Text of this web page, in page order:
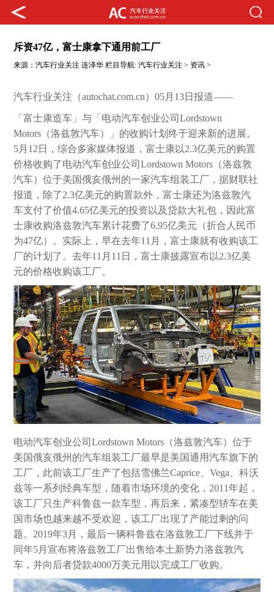
斥资47亿，富士康拿下通用前工厂
来源：汽车行业关注 连泽华 栏目导航:汽车行业关注 > 资讯 >
汽车行业关注（autochat.com.cn）05月13日报道——
「富士康造车」与「电动汽车创业公司Lordstown
Motors（洛兹敦汽车）」的收购计划终于迎来新的进展。
5月12日，综合多家媒体报道，富士康以2.3亿美元的购置
价格收购了电动汽车创业公司Lordstown Motors（洛兹敦
汽车）位于美国俄亥俄州的一家汽车组装工厂，据财联社
报道，除了2.3亿美元的购置款外，富士康还为洛兹敦汽
车支付了价值4.65亿美元的投资以及贷款大礼包，因此富
士康收购洛兹敦汽车累计花费了6.95亿美元（折合人民币
为47亿）。实际上，早在去年11月，富士康就有收购该工
厂的计划了。去年11月11日，富士康披露宣布以2.3亿美
元的价格收购该工厂。
电动汽车创业公司Lordstown Motors（洛兹敦汽车）位于
美国俄亥俄州的汽车组装工厂最早是美国通用汽车旗下的
工厂，此前该工厂生产了包括雪佛兰Caprice、Vega、科沃
兹等一系列经典车型，随着市场环境的变化，2011年起，
该工厂只生产科鲁兹一款车型，再后来，紧凑型轿车在美
国市场也越来越不受欢迎，该工厂出现了产能过剩的问
题。2019年3月，最后一辆科鲁兹在洛兹敦工厂下线并于
同年5月宣布将洛兹敦工厂出售给本土新势力洛兹敦汽
车，并向后者贷款4000万美元用以完成工厂收购。